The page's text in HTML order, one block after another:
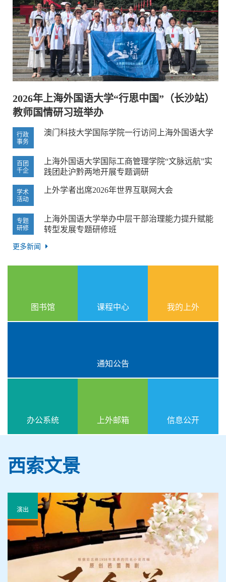
2026年上海外国语大学“行思中国”（长沙站）
教师国情研习班举办
行政
事务
澳门科技大学国际学院一行访问上海外国语大学
百团
千企
上海外国语大学国际工商管理学院“文脉远航”实
践团赴沪黔两地开展专题调研
学术
活动
上外学者出席2026年世界互联网大会
专题
研修
上海外国语大学举办中层干部治理能力提升赋能
转型发展专题研修班
更多新闻
图书馆 课程中心 我的上外
通知公告
办公系统 上外邮箱 信息公开
西索文景
演出